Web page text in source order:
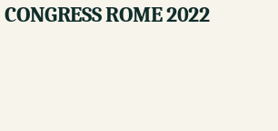
ROME 2022